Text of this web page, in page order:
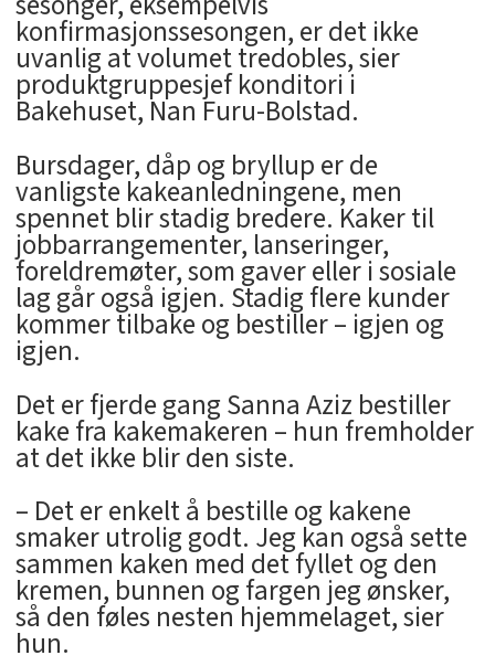
konfirmasjonssesongen, er det ikke
uvanlig at volumet tredobles, sier
produktgruppesjef konditori i
Bakehuset, Nan Furu-Bolstad.
Bursdager, dåp og bryllup er de
vanligste kakeanledningene, men
spennet blir stadig bredere. Kaker til
jobbarrangementer, lanseringer,
foreldremøter, som gaver eller i sosiale
lag går også igjen. Stadig flere kunder
kommer tilbake og bestiller – igjen og
igjen.
Det er fjerde gang Sanna Aziz bestiller
kake fra kakemakeren – hun fremholder
at det ikke blir den siste.
– Det er enkelt å bestille og kakene
smaker utrolig godt. Jeg kan også sette
sammen kaken med det fyllet og den
kremen, bunnen og fargen jeg ønsker,
så den føles nesten hjemmelaget, sier
hun.